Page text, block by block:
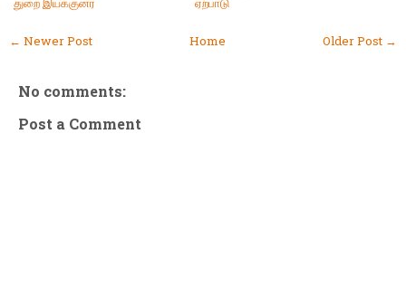
← Newer Post Older Post →
Home
No comments:
Post a Comment